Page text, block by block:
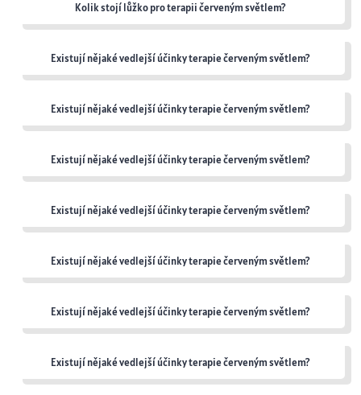
Kolik stojí lůžko pro terapii červeným světlem?
Existují nějaké vedlejší účinky terapie červeným světlem?
Existují nějaké vedlejší účinky terapie červeným světlem?
Existují nějaké vedlejší účinky terapie červeným světlem?
Existují nějaké vedlejší účinky terapie červeným světlem?
Existují nějaké vedlejší účinky terapie červeným světlem?
Existují nějaké vedlejší účinky terapie červeným světlem?
Existují nějaké vedlejší účinky terapie červeným světlem?